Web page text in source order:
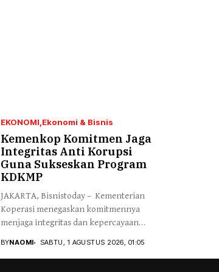
EKONOMI Ekonomi & Bisnis
Kemenkop Komitmen Jaga
Integritas Anti Korupsi
Guna Sukseskan Program
KDKMP
JAKARTA, Bisnistoday – Kementerian
Koperasi menegaskan komitmennya
menjaga integritas dan kepercayaan
BYNAOMI SABTU, 1 AGUSTUS 2026, 01:05